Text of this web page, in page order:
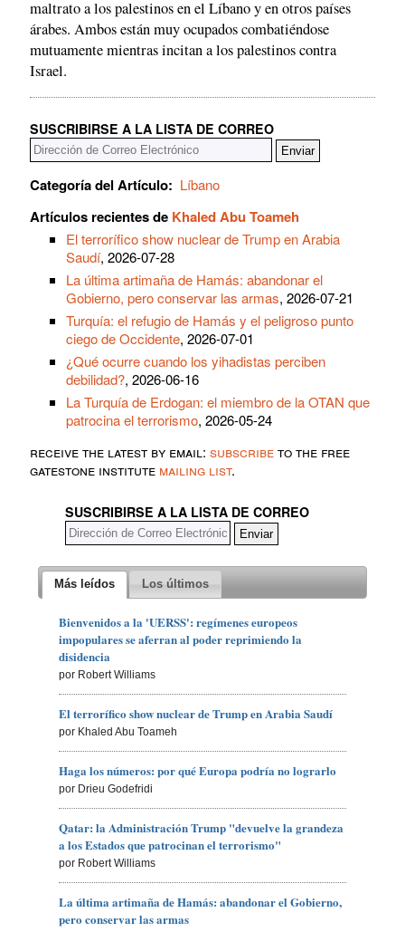
maltrato a los palestinos en el Líbano y en otros países
árabes. Ambos están muy ocupados combatiéndose
mutuamente mientras incitan a los palestinos contra
Israel.
SUSCRIBIRSE A LA LISTA DE CORREO
Categoría del Artículo: Líbano
Artículos recientes de Khaled Abu Toameh
El terrorífico show nuclear de Trump en Arabia
Saudí, 2026-07-28
La última artimaña de Hamás: abandonar el
Gobierno, pero conservar las armas, 2026-07-21
Turquía: el refugio de Hamás y el peligroso punto
ciego de Occidente, 2026-07-01
¿Qué ocurre cuando los yihadistas perciben
debilidad?, 2026-06-16
La Turquía de Erdogan: el miembro de la OTAN que
patrocina el terrorismo, 2026-05-24
receive the latest by email: subscribeto the free
gatestone institute mailing list.
SUSCRIBIRSE A LA LISTA DE CORREO
Más leídos Los últimos
Bienvenidos a la 'UERSS': regímenes europeos
impopulares se aferran al poder reprimiendo la
disidencia
por Robert Williams
El terrorífico show nuclear de Trump en Arabia Saudí
por Khaled Abu Toameh
Haga los números: por qué Europa podría no lograrlo
por Drieu Godefridi
Qatar: la Administración Trump "devuelve la grandeza
a los Estados que patrocinan el terrorismo"
por Robert Williams
La última artimaña de Hamás: abandonar el Gobierno,
pero conservar las armas